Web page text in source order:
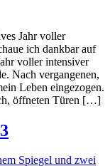
Jahr voller
ich dankbar auf
voller intensiver
Nach vergangenen,
Leben eingezogen.
öffneten Türen […]